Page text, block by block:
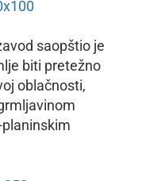
saopštio je
biti pretežno
oblačnosti,